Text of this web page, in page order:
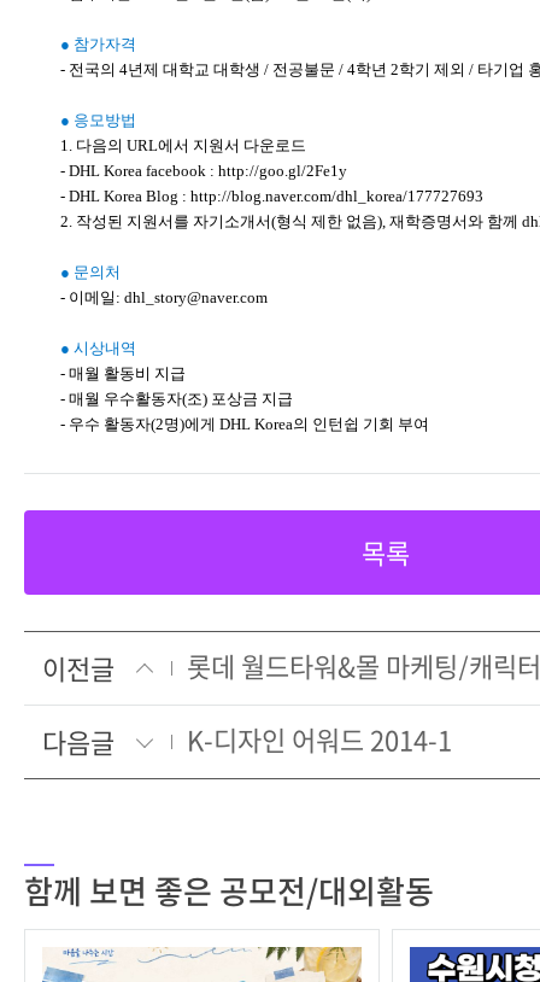
● 참가자격
- 전국의 4년제 대학교 대학생 / 전공불문 / 4학년 2학기 제외 / 타기업
● 응모방법
1. 다음의 URL에서 지원서 다운로드
- DHL Korea facebook : http://goo.gl/2Fe1y
- DHL Korea Blog : http://blog.naver.com/dhl_korea/177727693
2. 작성된 지원서를 자기소개서(형식 제한 없음), 재학증명서와 함께
● 문의처
- 이메일: dhl_story@naver.com
● 시상내역
- 매월 활동비 지급
- 매월 우수활동자(조) 포상금 지급
- 우수 활동자(2명)에게 DHL Korea의 인턴쉽 기회 부여
목록
이전글
롯데 월드타워&몰 마케팅/캐릭
다음글
K-디자인 어워드 2014-1
함께 보면 좋은 공모전/대외활동